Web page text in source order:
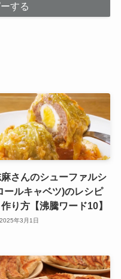
する
さんのシューファルシ
ールキャベツ)のレシピ
作り方【沸騰ワード10】
2025年3月1日